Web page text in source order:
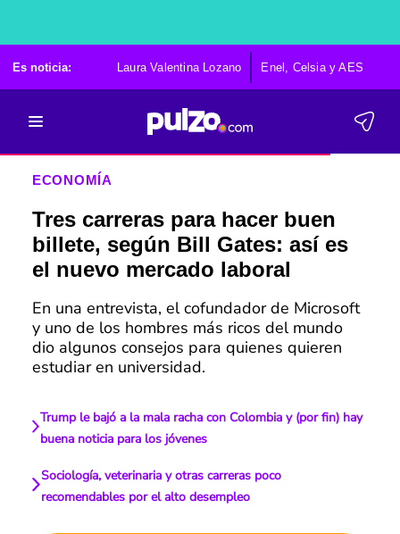
Es noticia: Laura Valentina Lozano Enel, Celsia y AES
ECONOMÍA
Tres carreras para hacer buen
billete, según Bill Gates: así es
el nuevo mercado laboral
En una entrevista, el cofundador de Microsoft
y uno de los hombres más ricos del mundo
dio algunos consejos para quienes quieren
estudiar en universidad.
Trump le bajó a la mala racha con Colombia y (por fin) hay
buena noticia para los jóvenes
Sociología, veterinaria y otras carreras poco
recomendables por el alto desempleo